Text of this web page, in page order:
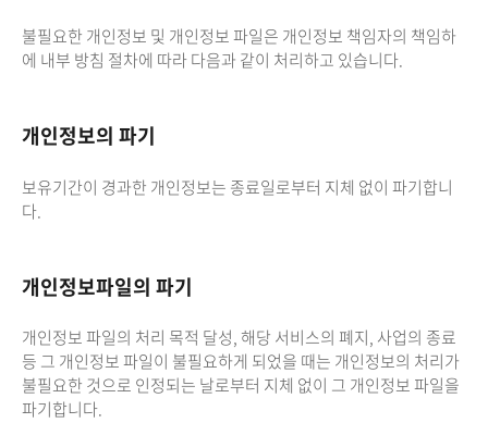
불필요한 개인정보 및 개인정보 파일은 개인정보 책임자의 책임하
에 내부 방침 절차에 따라 다음과 같이 처리하고 있습니다.
개인정보의 파기
보유기간이 경과한 개인정보는 종료일로부터 지체 없이 파기합니
다.
개인정보파일의 파기
개인정보 파일의 처리 목적 달성, 해당 서비스의 폐지, 사업의 종료
등 그 개인정보 파일이 불필요하게 되었을 때는 개인정보의 처리가
불필요한 것으로 인정되는 날로부터 지체 없이 그 개인정보 파일을
파기합니다.